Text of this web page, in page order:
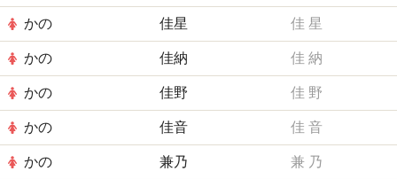
かの 佳星 佳 星
かの 佳納 佳 納
かの 佳野 佳 野
かの 佳音 佳 音
かの 兼乃 兼 乃